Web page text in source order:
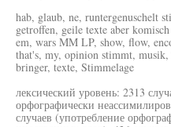
hab, glaub, ne, runtergenuschelt
getroffen, geile texte aber
em, wars MM LP, show, flow,
that's, my, opinion stimmt,
bringer, texte, Stimmelage
лексический уровень: 2313
орфографически
случаев (употребление